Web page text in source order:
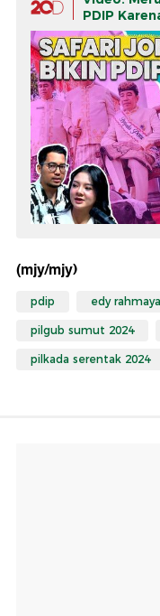
PDIP
(mjy/mjy)
pdip edy
pilgub sumut 2024
pilkada serentak 2024